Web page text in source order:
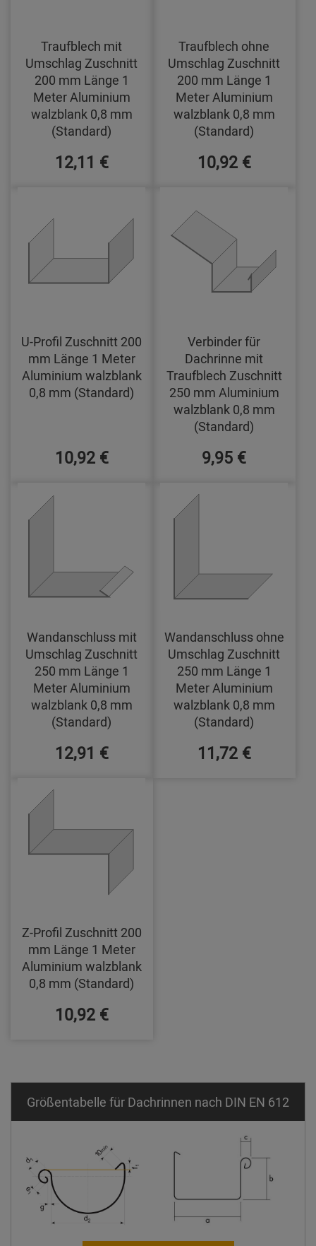
Traufblech mit
Umschlag Zuschnitt
200 mm Länge 1
Meter Aluminium
walzblank 0,8 mm
(Standard)
12,11 €
Traufblech ohne
Umschlag Zuschnitt
200 mm Länge 1
Meter Aluminium
walzblank 0,8 mm
(Standard)
10,92 €
U-Profil Zuschnitt 200
mm Länge 1 Meter
Aluminium walzblank
0,8 mm (Standard)
10,92 €
Verbinder für
Dachrinne mit
Traufblech Zuschnitt
250 mm Aluminium
walzblank 0,8 mm
(Standard)
9,95 €
Wandanschluss mit
Umschlag Zuschnitt
250 mm Länge 1
Meter Aluminium
walzblank 0,8 mm
(Standard)
12,91 €
Wandanschluss ohne
Umschlag Zuschnitt
250 mm Länge 1
Meter Aluminium
walzblank 0,8 mm
(Standard)
11,72 €
Z-Profil Zuschnitt 200
mm Länge 1 Meter
Aluminium walzblank
0,8 mm (Standard)
10,92 €
Größentabelle für Dachrinnen nach DIN EN 612